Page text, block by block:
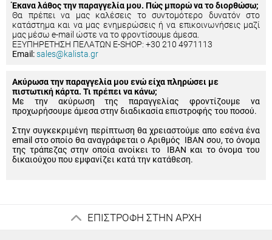
Έκανα λάθος την παραγγελία μου. Πώς μπορώ να το διορθώσω;
Θα πρέπει να μας καλέσεις το συντομότερο δυνατόν στο
κατάστημα και να μας ενημερώσεις ή να επικοινωνήσεις μαζί
μας μέσω e-mail ώστε να το φροντίσουμε άμεσα.
ΕΞΥΠΗΡΕΤΗΣΗ ΠΕΛΑΤΩΝ E-SHOP: +30 210 4971113
Email:sales@kalista.gr
Ακύρωσα την παραγγελία μου ενώ είχα πληρώσει με
πιστωτική κάρτα. Τι πρέπει να κάνω;
Με την ακύρωση της παραγγελίας φροντίζουμε να
προχωρήσουμε άμεσα στην διαδικασία επιστροφής του ποσού.
Στην συγκεκριμένη περίπτωση θα χρειαστούμε απο εσένα ένα
email στο οποίο θα αναγράφεται ο Αριθμός IBAN σου, το όνομα
της τράπεζας στην οποία ανοίκει το IBAN και το όνομα του
δικαιούχου που εμφανίζει κατά την κατάθεση.
ΕΠΙΣΤΡΟΦΗ ΣΤΗΝ ΑΡΧΗ